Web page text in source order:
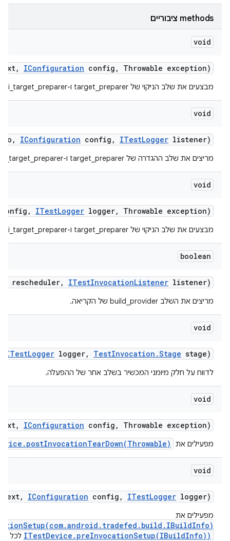
‫methods ציבוריים
void
, IConfiguration config , Throwable exception)
מבצעים את שלב הניקוי של target_preparer ו-multi_target_preparer.
void
, IConfiguration config , ITestLogger listener)
מריצים את שלב ההגדרה של target_preparer ו-multi_target_preparer.
void
, ITestLogger logger, Throwable exception)
מבצעים את שלב הניקוי של target_preparer ו-multi_target_preparer.
boolean
rescheduler, ITestInvocationListener listener)
מריצים את השלב build_provider של הקריאה.
void
ITestLogger logger, TestInvocation .Stage stage)
לדווח על חלק מיומני המכשיר בשלב אחר של ההפעלה.
void
, IConfiguration config , Throwable exception)
מפעילים את
void
, IConfiguration config , ITestLogger logger)
מפעילים את
ITestDevice.preInvocationSetup(IBuildInfo)) לכל